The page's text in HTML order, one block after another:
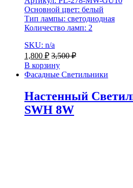
Основной цвет: белый
Тип лампы: светодиодная
Количество ламп: 2
SKU: n/a
1,800 ₽ 3,500₽
В корзину
Фасадные Светильники
Настенный
SWH 8W